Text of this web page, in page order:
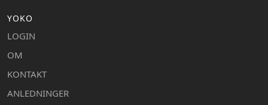
YOKO
LOGIN
OM
KONTAKT
ANLEDNINGER